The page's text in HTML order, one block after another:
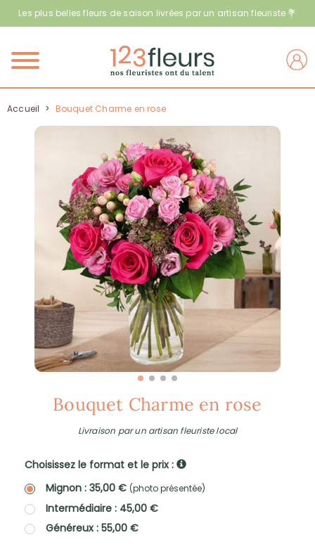
Les plus belles fleurs de saison livrées par un artisan fleuriste 💐
Menu
Accueil > Bouquet Charme en rose
Bouquet Charme en rose
Livraison par un artisan fleuriste local
Choisissez le format et le prix :
Mignon : 35,00 € (photo présentée)
Intermédiaire : 45,00 €
Généreux : 55,00 €